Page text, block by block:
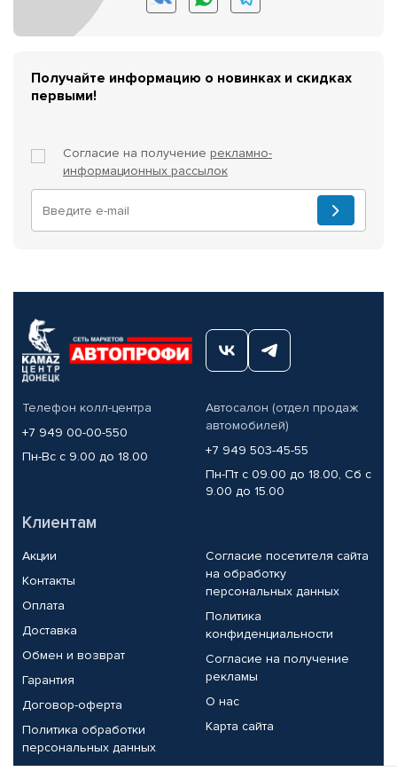
Получайте информацию о новинках и скидках
первыми!
Согласие на получение рекламно-
информационных рассылок
Телефон колл-центра
+7 949 00-00-550
Пн-Вс с 9.00 до 18.00
Автосалон (отдел продаж
автомобилей)
+7 949 503-45-55
Пн-Пт с 09.00 до 18.00, Сб с
9.00 до 15.00
Клиентам
Акции
Контакты
Оплата
Доставка
Обмен и возврат
Гарантия
Договор-оферта
Политика обработки
персональных данных
Согласие посетителя сайта
на обработку
персональных данных
Политика
конфиденциальности
Согласие на получение
рекламы
О нас
Карта сайта